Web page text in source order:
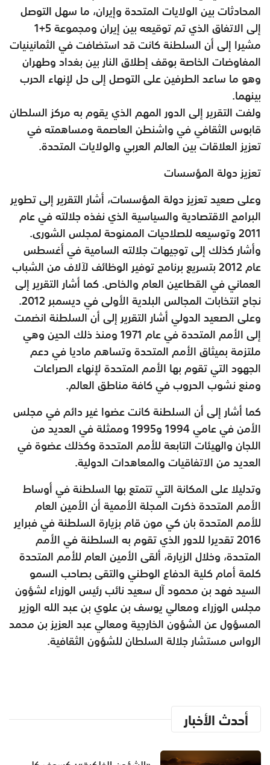
المحادثات بين الولايات المتحدة وإيران، ما سهل التوصل
إلى الاتفاق الذي تم توقيعه بين إيران ومجموعة 5+1
مشيرا إلى أن السلطنة كانت قد استضافت في الثمانينيات
المفاوضات الخاصة بوقف إطلاق النار بين بغداد وطهران
وهو ما ساعد الطرفين على التوصل إلى حل لإنهاء الحرب
بينهما.
ولفت التقرير إلى الدور المهم الذي يقوم به مركز السلطان
قابوس الثقافي في واشنطن العاصمة ومساهمته في
تعزيز العلاقات بين العالم العربي والولايات المتحدة.
تعزيز دولة المؤسسات
وعلى صعيد تعزيز دولة المؤسسات، أشار التقرير إلى تطوير
البرامج الاقتصادية والسياسية الذي نفذه جلالته في عام
2011 وتوسيعه للصلاحيات الممنوحة لمجلس الشورى.
وأشار كذلك إلى توجيهات جلالته السامية في أغسطس
عام 2012 بتسريع برنامج توفير الوظائف لآلاف من الشباب
العماني في القطاعين العام والخاص. كما أشار التقرير إلى
نجاح انتخابات المجالس البلدية الأولى في ديسمبر 2012.
وعلى الصعيد الدولي أشار التقرير إلى أن السلطنة انضمت
إلى الأمم المتحدة في عام 1971 ومنذ ذلك الحين وهي
ملتزمة بميثاق الأمم المتحدة وتساهم ماديا في دعم
الجهود التي تقوم بها الأمم المتحدة لإنهاء الصراعات
ومنع نشوب الحروب في كافة مناطق العالم.
كما أشار إلى أن السلطنة كانت عضوا غير دائم في مجلس
الأمن في عامي 1994 و1995 وممثلة في العديد من
اللجان والهيئات التابعة للأمم المتحدة وكذلك عضوة في
العديد من الاتفاقيات والمعاهدات الدولية.
وتدليلا على المكانة التي تتمتع بها السلطنة في أوساط
الأمم المتحدة ذكرت المجلة الأممية أن الأمين العام
للأمم المتحدة بان كي مون قام بزيارة السلطنة في فبراير
2016 تقديرا للدور الذي تقوم به السلطنة في الأمم
المتحدة، وخلال الزيارة، ألقى الأمين العام للأمم المتحدة
كلمة أمام كلية الدفاع الوطني والتقى بصاحب السمو
السيد فهد بن محمود آل سعيد نائب رئيس الوزراء لشؤون
مجلس الوزراء ومعالي يوسف بن علوي بن عبد الله الوزير
المسؤول عن الشؤون الخارجية ومعالي عبد العزيز بن محمد
الرواس مستشار جلالة السلطان للشؤون الثقافية.
أحدث الأخبار